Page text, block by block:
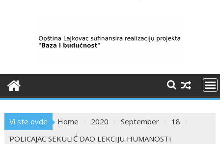
Vi ste ovde Home 2020 September
18
POLICAJAC SEKULIĆ DAO LEKCIJU HUMANOSTI